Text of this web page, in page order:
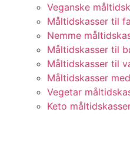
Veganske
Måltidskasser til
Nemme
Måltidskasser til
Måltidskasser til
Måltidskasser
Vegetar
Keto